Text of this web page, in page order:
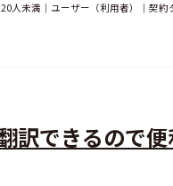
人未満｜ユーザー（利用者）｜契約
訳できるので便